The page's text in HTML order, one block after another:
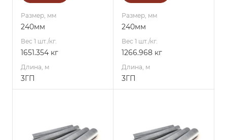
Размер, мм
240мм
Вес 1 шт./кг.
1651.354 кг
Длина, м
3ГП
Размер, мм
240мм
Вес 1 шт./кг.
1266.968 кг
Длина, м
3ГП